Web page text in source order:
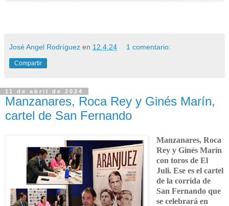
José Angel Rodríguez en 12.4.24 1 comentario:
Compartir
11 de abril de 2024
Manzanares, Roca Rey y Ginés Marín,
cartel de San Fernando
Manzanares, Roca
Rey y Ginés Marín
con toros de El
Juli. Ese es el cartel
de la corrida de
San Fernando que
se celebrará en